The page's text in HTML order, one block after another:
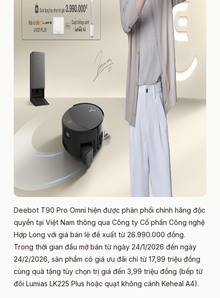
Deebot T90 Pro Omni hiện được phân phối chính hãng độc
quyền tại Việt Nam thông qua Công ty Cổ phần Công nghệ
Hợp Long với giá bán lẻ đề xuất từ 26.990.000 đồng.
Trong thời gian đầu mở bán từ ngày 24/1/2026 đến ngày
24/2/2026, sản phẩm có giá ưu đãi chỉ từ 17,99 triệu đồng
cùng quà tặng tùy chọn trị giá đến 3,99 triệu đồng (bếp từ
đôi Lumias LK225 Plus hoặc quạt không cánh Keheal A4).